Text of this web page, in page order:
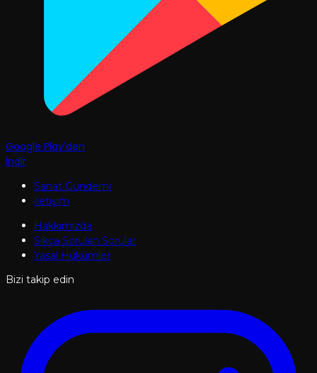
Google Play'den
İndir
Sanat Gündemi
İletişim
Hakkımızda
Sıkça Sorulan Sorular
Yasal Hükümler
Bizi takip edin